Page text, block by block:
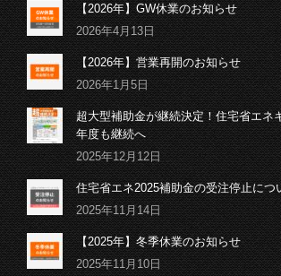
【2026年】GW休業のお知らせ
2026年4月13日
【2026年】営業再開のお知らせ
2026年1月5日
超大型補助金が継続決定！住宅省エネ
年度も継続へ
2025年12月12日
住宅省エネ2025補助金の受注停止につ
2025年11月14日
【2025年】冬季休業のお知らせ
2025年11月10日